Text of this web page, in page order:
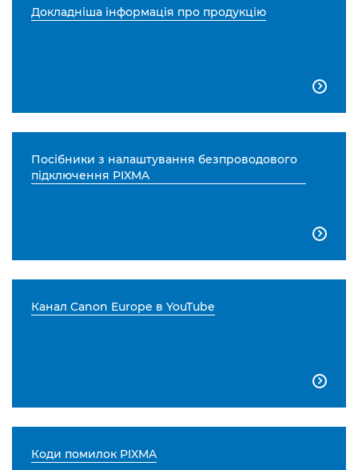
Докладніша інформація про продукцію

Посібники з налаштування безпроводового
підключення PIXMA

Канал Canon Europe в YouTube

Коди помилок PIXMA